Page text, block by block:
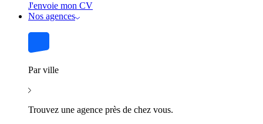
J'envoie mon CV
Nos agences
Par ville
Trouvez une agence près de chez vous.